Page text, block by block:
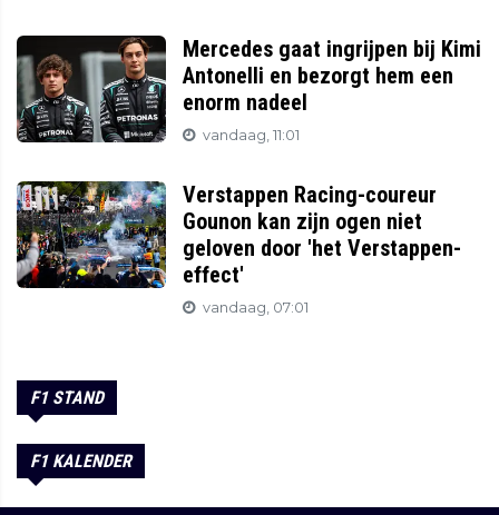
Mercedes gaat ingrijpen bij Kimi
Antonelli en bezorgt hem een
enorm nadeel
vandaag, 11:01
Verstappen Racing-coureur
Gounon kan zijn ogen niet
geloven door 'het Verstappen-
effect'
vandaag, 07:01
F1 STAND
F1 KALENDER